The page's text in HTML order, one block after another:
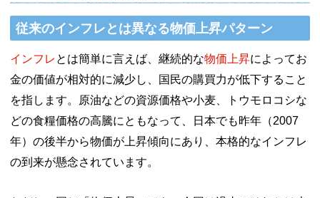
従来のインフレとは異なる物価上昇パターン
インフレ とは簡単に言えば、継続的な物価上昇によってお
金の価値が相対的に減少し、国民の購買力が低下すること
を指します。原油などの資源価格や小麦、トウモロコシな
どの食糧価格の高騰にともなって、日本でも昨年（2007
年）の後半から物価が上昇傾向にあり、本格的なインフレ
の到来が懸念されています。